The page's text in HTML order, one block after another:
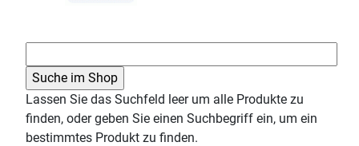
Lassen Sie das Suchfeld leer um alle Produkte zu
finden, oder geben Sie einen Suchbegriff ein, um ein
bestimmtes Produkt zu finden.